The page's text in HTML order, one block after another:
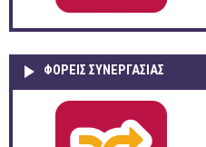
ΦΟΡΕΙΣ ΣΥΝΕΡΓΑΣΙΑΣ